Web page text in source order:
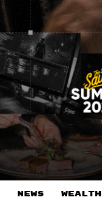
NEWS WEALTH